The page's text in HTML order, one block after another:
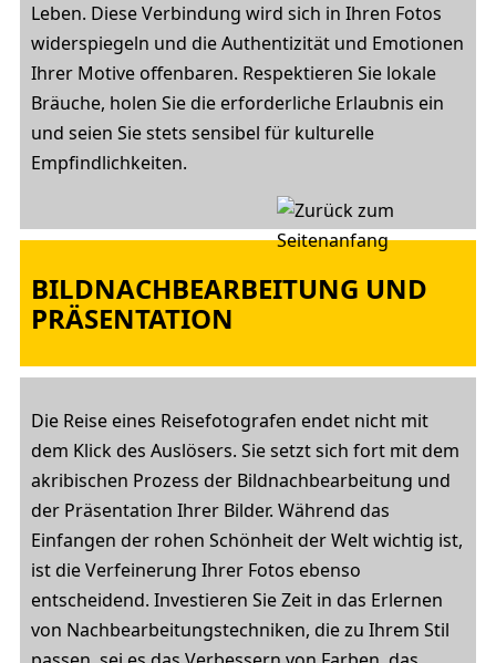
Leben. Diese Verbindung wird sich in Ihren Fotos
widerspiegeln und die Authentizität und Emotionen
Ihrer Motive offenbaren. Respektieren Sie lokale
Bräuche, holen Sie die erforderliche Erlaubnis ein
und seien Sie stets sensibel für kulturelle
Empfindlichkeiten.
BILDNACHBEARBEITUNG UND
PRÄSENTATION
Die Reise eines Reisefotografen endet nicht mit
dem Klick des Auslösers. Sie setzt sich fort mit dem
akribischen Prozess der Bildnachbearbeitung und
der Präsentation Ihrer Bilder. Während das
Einfangen der rohen Schönheit der Welt wichtig ist,
ist die Verfeinerung Ihrer Fotos ebenso
entscheidend. Investieren Sie Zeit in das Erlernen
von Nachbearbeitungstechniken, die zu Ihrem Stil